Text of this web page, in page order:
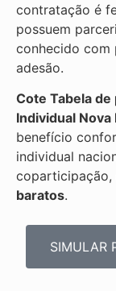
contratação é
possuem
conhecido com
adesão.
Cote Tabela de
Individual Nova
benefício
individual
coparticipação,
baratos.
SIMULAR